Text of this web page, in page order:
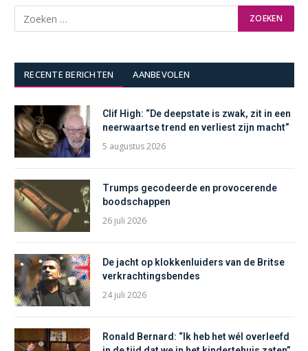
RECENTE BERICHTEN AANBEVOLEN
Clif High: “De deepstate is zwak, zit in een
neerwaartse trend en verliest zijn macht”
5 augustus 2026
Trumps gecodeerde en provocerende
boodschappen
26 juli 2026
De jacht op klokkenluiders van de Britse
verkrachtingsbendes
24 juli 2026
Ronald Bernard: “Ik heb het wél overleefd